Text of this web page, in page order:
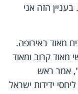
הזה אני
מאוד באירופה.
מאוד קרוב ומאוד
אמר ראש
לכך גם נציין 70 שנה ליחסי ידידות ישראל